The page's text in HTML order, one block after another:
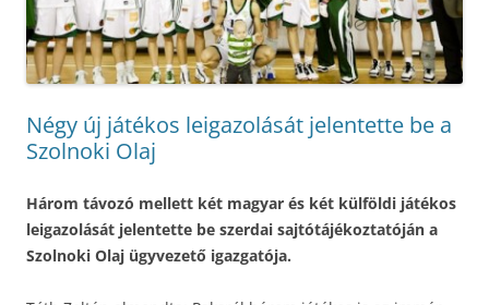
Négy új játékos leigazolását jelentette be a
Szolnoki Olaj
Három távozó mellett két magyar és két külföldi játékos
leigazolását jelentette be szerdai sajtótájékoztatóján a
Szolnoki Olaj ügyvezető igazgatója.